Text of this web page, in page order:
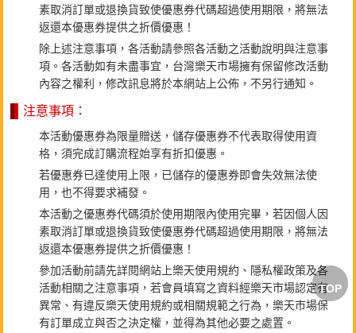
TOP
素取消訂單或退換貨致使優惠券代碼超過使用期限，將無法
返還本優惠券提供之折價優惠！
除上述注意事項，各活動請參照各活動之活動說明與注意事
項。各活動如有未盡事宜，台灣樂天市場擁有保留修改活動
內容之權利，修改訊息將於本網站上公佈，不另行通知。
注意事項：
本活動優惠券為限量贈送，儲存優惠券不代表取得使用資
格，須完成訂購流程始享有折扣優惠。
若優惠券已達使用上限，已儲存的優惠券即會失效無法使
用，也不得要求補發。
本活動之優惠券代碼須於使用期限內使用完畢，若因個人因
素取消訂單或退換貨致使優惠券代碼超過使用期限，將無法
返還本優惠券提供之折價優惠！
參加活動前請先詳閱網站上樂天使用規約、隱私權政策及各
活動相關之注意事項，若會員填寫之資料經樂天市場認定有
異常、有違反樂天使用規約或相關規範之行為，樂天市場保
有訂單成立與否之決定權，並得為其他必要之處置。